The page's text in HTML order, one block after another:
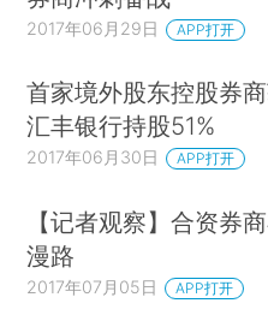
2017年06月29日 APP打开
首家境外股东控股券
汇丰银行持股51%
2017年06月30日 APP打开
【记者观察】合资券
漫路
2017年07月05日 APP打开